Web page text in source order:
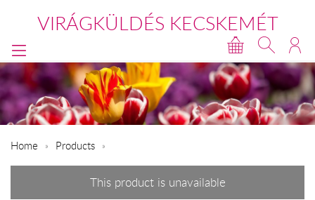
VIRÁGKÜLDÉS KECSKEMÉT
Home Products
This product is unavailable